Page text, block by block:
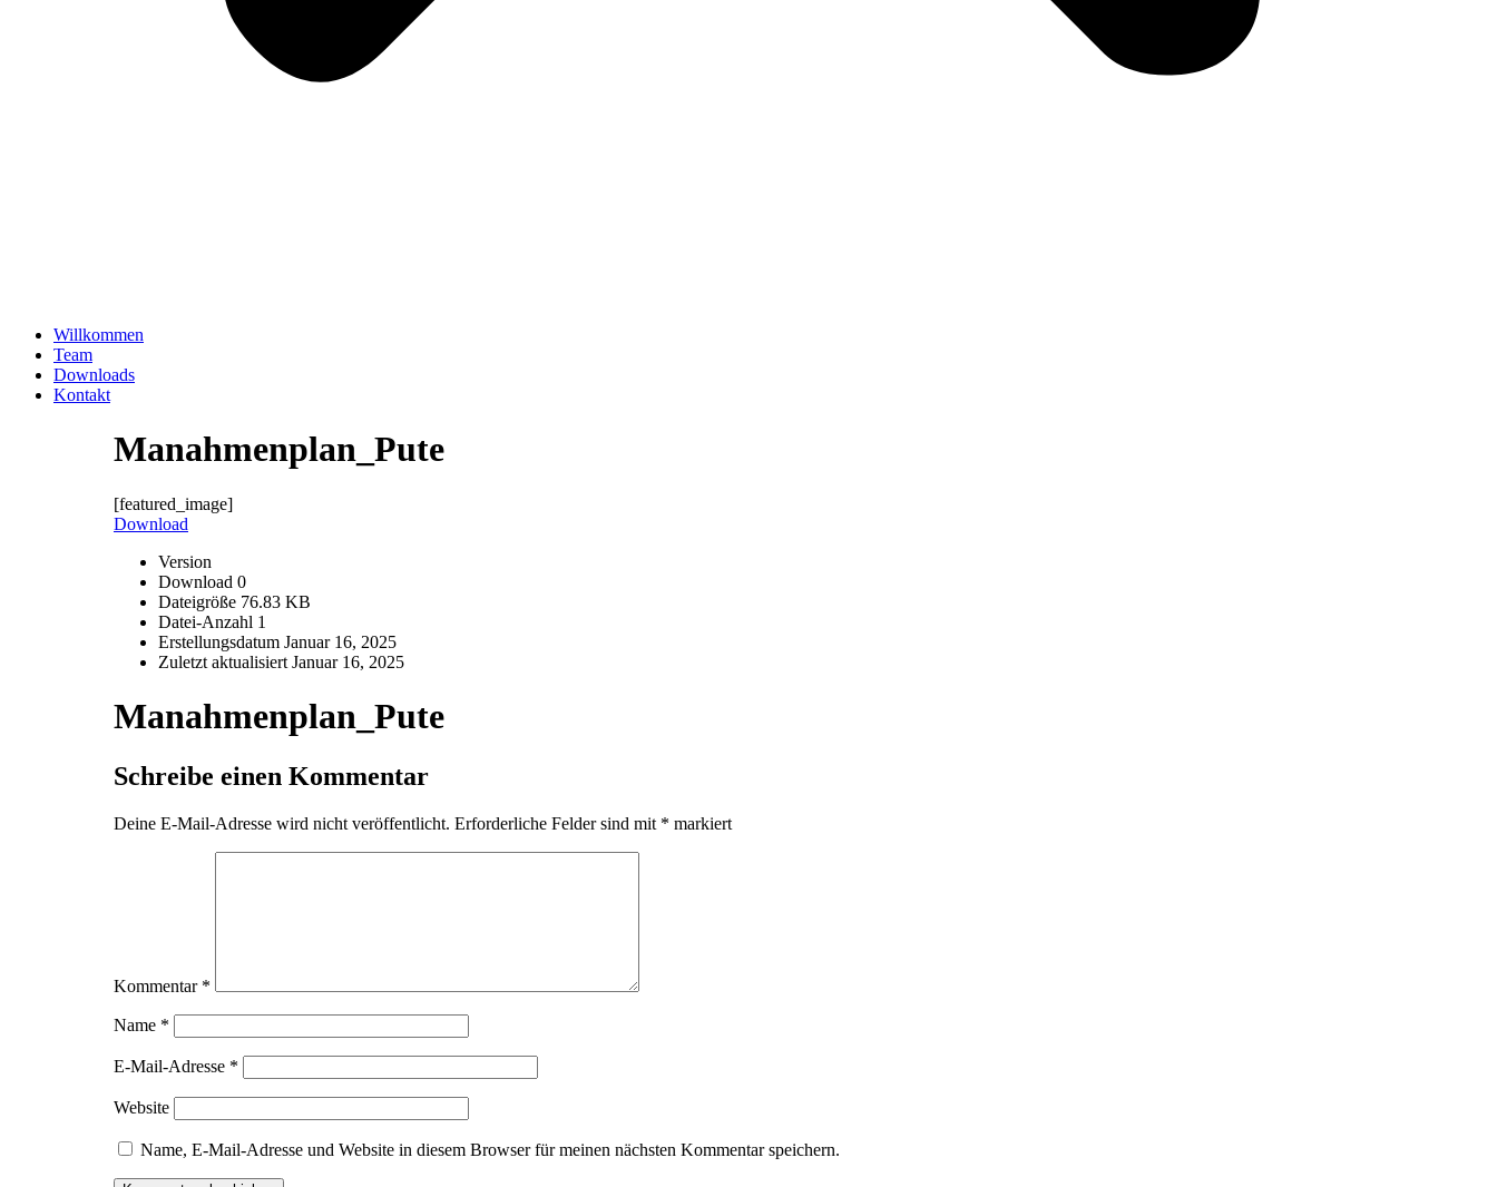
Willkommen
Team
Downloads
Kontakt
Manahmenplan_Pute
[featured_image]
Download
Version
Download 0
Dateigröße 76.83 KB
Datei-Anzahl 1
Erstellungsdatum Januar 16, 2025
Zuletzt aktualisiert Januar 16, 2025
Manahmenplan_Pute
Schreibe einen Kommentar
Deine E-Mail-Adresse wird nicht veröffentlicht. Erforderliche Felder sind mit * markiert
Kommentar *
Name *
E-Mail-Adresse *
Website
Name, E-Mail-Adresse und Website in diesem Browser für meinen nächsten Kommentar speichern.